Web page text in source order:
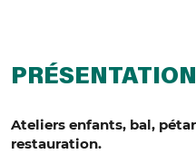
PRÉSENTATION
Ateliers enfants, bal,
restauration.